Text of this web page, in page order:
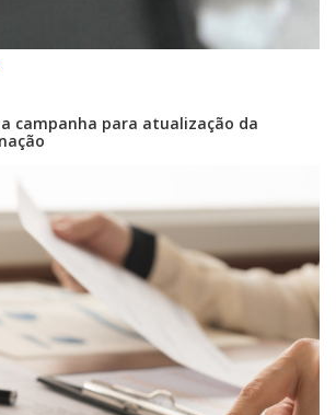
campanha para atualização da